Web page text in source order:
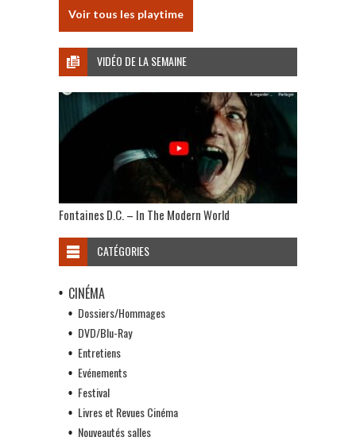
Voir tous les playtime
VIDÉO DE LA SEMAINE
Fontaines D.C. – In The Modern World
CATÉGORIES
CINÉMA
Dossiers/Hommages
DVD/Blu-Ray
Entretiens
Evénements
Festival
Livres et Revues Cinéma
Nouveautés salles